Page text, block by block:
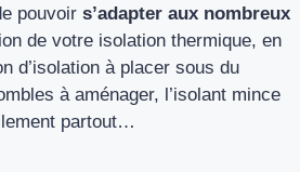
pouvoir s’adapter aux nombreux
de votre isolation thermique, en
d’isolation à placer sous du
à aménager, l’isolant mince
partout…